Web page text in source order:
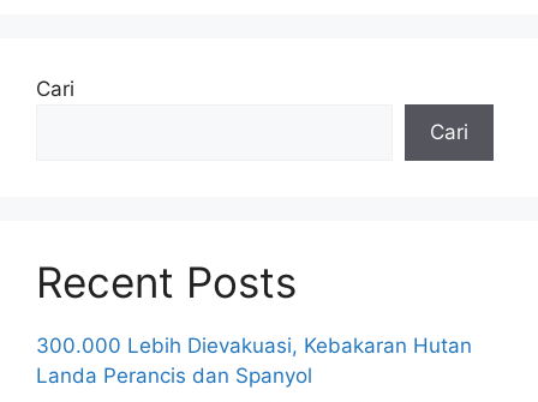
Cari
Cari
Recent Posts
300.000 Lebih Dievakuasi, Kebakaran Hutan
Landa Perancis dan Spanyol